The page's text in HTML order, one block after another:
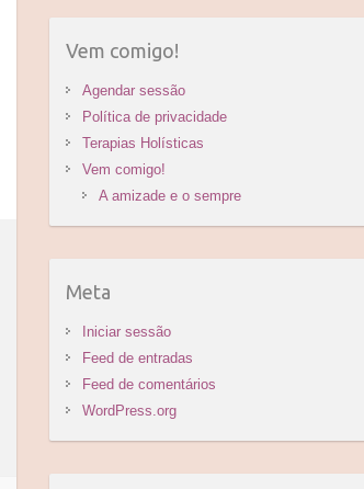
Vem comigo!
Agendar sessão
Política de privacidade
Terapias Holísticas
Vem comigo!
A amizade e o sempre
Meta
Iniciar sessão
Feed de entradas
Feed de comentários
WordPress.org